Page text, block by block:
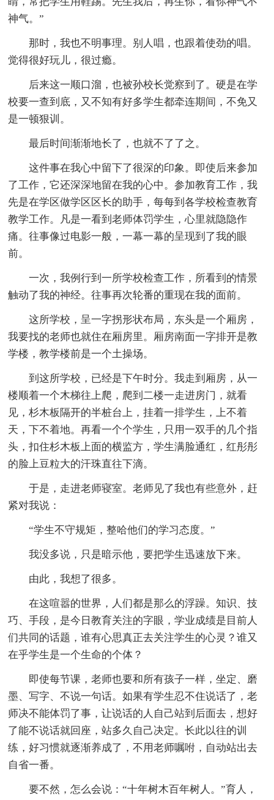
神气。”
那时，我也不明事理。别人唱，也跟着使劲的唱。
觉得很好玩儿，很过瘾。
后来这一顺口溜，也被孙校长觉察到了。硬是在学
校要一查到底，又不知有好多学生都牵连期间，不免又
是一顿狠训。
最后时间渐渐地长了，也就不了了之。
这件事在我心中留下了很深的印象。即使后来参加
了工作，它还深深地留在我的心中。参加教育工作，我
先是在学区做学区区长的助手，每每到各学校检查教育
教学工作。凡是一看到老师体罚学生，心里就隐隐作
痛。往事像过电影一般，一幕一幕的呈现到了我的眼
前。
一次，我例行到一所学校检查工作，所看到的情景
触动了我的神经。往事再次轮番的重现在我的面前。
这所学校，呈一字拐形状布局，东头是一个厢房，
我要找的老师也就住在厢房里。厢房南面一字排开是教
学楼，教学楼前是一个土操场。
到这所学校，已经是下午时分。我走到厢房，从一
楼顺着一个木梯往上爬，爬到二楼一走进房门，就看
见，杉木板隔开的半桩台上，挂着一排学生，上不着
天，下不着地。再看一个个学生，只用一双手的几个指
头，扣住杉木板上面的横监方，学生满脸通红，红彤彤
的脸上豆粒大的汗珠直往下滴。
于是，走进老师寝室。老师见了我也有些意外，赶
紧对我说：
“学生不守规矩，整哈他们的学习态度。”
我没多说，只是暗示他，要把学生迅速放下来。
由此，我想了很多。
在这喧嚣的世界，人们都是那么的浮躁。知识、技
巧、手段，是今日教育关注的字眼，学业成绩是目前人
们共同的话题，谁有心思真正去关注学生的心灵？谁又
在乎学生是一个生命的个体？
即使每节课，老师也要和所有孩子一样，坐定、磨
墨、写字、不说一句话。如果有学生忍不住说话了，老
师决不能体罚了事，让说话的人自己站到后面去，想好
了能不说话就回座，站多久自己决定。长此以往的训
练，好习惯就逐渐养成了，不用老师嘱咐，自动站出去
自省一番。
要不然，怎么会说：“十年树木百年树人。”育人，